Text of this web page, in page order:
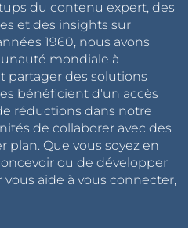
du contenu expert, des
et des insights sur
1960, nous avons
mondiale à
partager des solutions
bénéficient d'un accès
réductions dans notre
de collaborer avec des
plan. Que vous soyez en
ou de développer
aide à vous connecter,